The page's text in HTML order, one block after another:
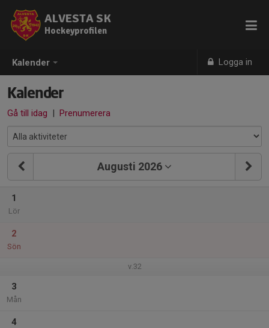
Kalender Logga in
ALVESTA SK
Hockeyprofilen
Kalender
Gå till idag | Prenumerera
Augusti 2026
1
Lör
2
Sön
v.32
3
Mån
4